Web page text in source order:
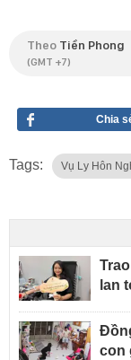
Theo Tiền Phong
(GMT +7)
Chia
Tags: Vụ Ly Hôn
lan
con